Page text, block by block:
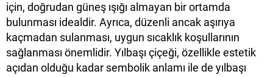
için, doğrudan güneş ışığı almayan bir ortamda
bulunması idealdir. Ayrıca, düzenli ancak aşırıya
kaçmadan sulanması, uygun sıcaklık koşullarının
sağlanması önemlidir. Yılbaşı çiçeği, özellikle estetik
açıdan olduğu kadar sembolik anlamı ile de yılbaşı